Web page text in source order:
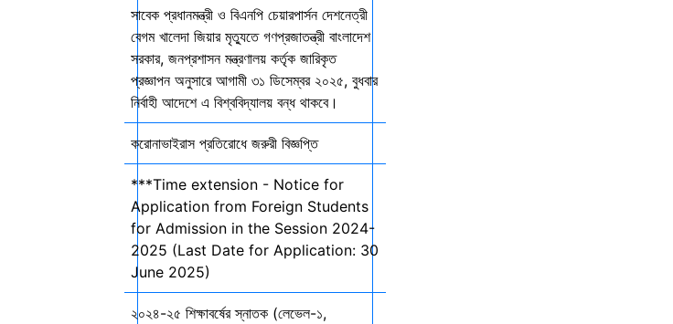
সাবেক প্রধানমন্ত্রী ও বিএনপি চেয়ারপার্সন দেশনেত্রী
বেগম খালেদা জিয়ার মৃত্যুতে গণপ্রজাতন্ত্রী বাংলাদেশ
সরকার, জনপ্রশাসন মন্ত্রণালয় কর্তৃক জারিকৃত
প্রজ্ঞাপন অনুসারে আগামী ৩১ ডিসেম্বর ২০২৫, বুধবার
নির্বাহী আদেশে এ বিশ্ববিদ্যালয় বন্ধ থাকবে।
করোনাভাইরাস প্রতিরোধে জরুরী বিজ্ঞপ্তি
***Time extension - Notice for
Application from Foreign Students
for Admission in the Session 2024-
2025 (Last Date for Application: 30
June 2025)
২০২৪-২৫ শিক্ষাবর্ষের স্নাতক (লেভেল-১,